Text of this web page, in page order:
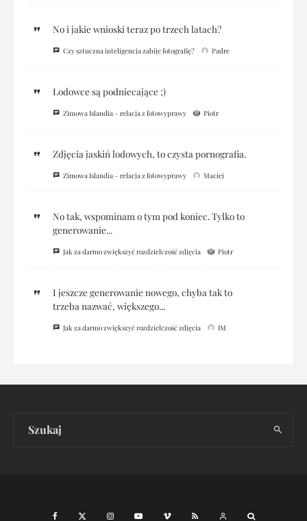
No i jakie wnioski teraz po trzech latach?
Czy sztuczna inteligencja zabije fotografię? Padre
Lodowce są podniecające ;)
Zimowa Islandia – relacja z fotowyprawy Piotr
Zdjęcia jaskiń lodowych, to czysta pornografia.
Zimowa Islandia – relacja z fotowyprawy Maciej
No tak, wspominam o tym pod koniec. Tylko to
generowanie...
Jak za darmo zwiększyć rozdzielczość zdjęcia Piotr
I jeszcze generowanie nowego, chyba tak to
trzeba nazwać, większego...
Jak za darmo zwiększyć rozdzielczość zdjęcia IM